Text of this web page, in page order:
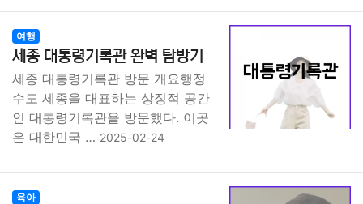
대출 자동차 취미 여행 맛집 IT 컴퓨터 기술
종교 사회 정치 건강 의료
부동산 외국어 교육 교통 생활
여행
세종 대통령기록관 완벽 탐방기
세종 대통령기록관 방문 개요행정
수도 세종을 대표하는 상징적 공간
인 대통령기록관을 방문했다. 이곳
은 대한민국 … 2025-02-24
육아